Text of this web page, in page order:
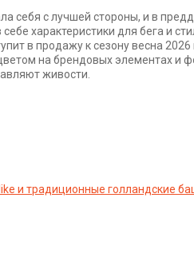
себя с лучшей стороны, и в
характеристики для бега и
в продажу к сезону весна
на брендовых элементах и
живости.
и традиционные голландские